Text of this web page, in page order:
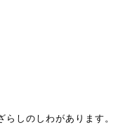
しのしわがあります。